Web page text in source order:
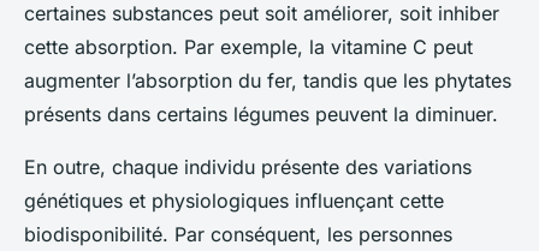
certaines substances peut soit améliorer, soit inhiber
cette absorption. Par exemple, la vitamine C peut
augmenter l’absorption du fer, tandis que les phytates
présents dans certains légumes peuvent la diminuer.
En outre, chaque individu présente des variations
génétiques et physiologiques influençant cette
biodisponibilité. Par conséquent, les personnes